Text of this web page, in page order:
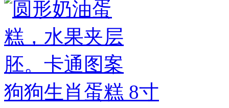
狗狗生肖蛋糕 8寸